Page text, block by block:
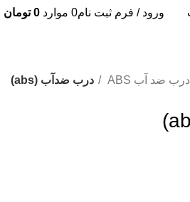
ورود / فرم ثبت نام0 موارد 0 تومان
درب ضد آب ABS درب ضدآب (abs)